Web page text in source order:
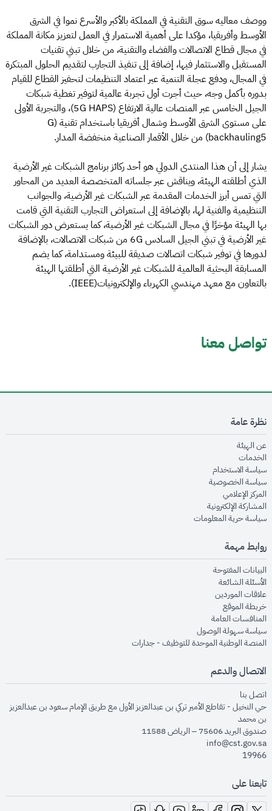
ووصف معاليه سوق التقنية في المملكة بالأكبر والأسرع نموا في الشرق
الأوسط وأفريقيا، مؤكدا على أهمية الاستمرار في العمل لتعزيز مكانة المملكة
في مجال قطاع الاتصالات والفضاء والتقنية، من خلال تبني تقنيات
المستقبل والاستثمار فيها، إضافة إلى تنفيذ التجارب لتقديم الحلول المبتكرة
في المجال، ودفع عجلة التنمية عبر اعتماد التنظيمات لتحفيز القطاع للقيام
بدوره بأكمل وجه، حيث أجرت أول تجربة عالمية لتوفير تغطية شبكات
الجيل الخامس عبر المنصات عالية الارتفاع (5G HAPS)، والتجربة الأولى
على مستوى الشرق الأوسط وشمال أفريقيا باستخدام تقنية (G
backhauling5) من خلال الأقمار الصناعية منخفضة المدار.
يشار إلى أن هذا المنتدى الدولي هو أحد ركائز برنامج الشبكات غير الأرضية
الذي أطلقته الهيئة، ويناقش عبر جلساته المتخصصة العديد من المحاور
التي تمس أبرز الخدمات المقدمة عبر الشبكات غير الأرضية، والجوانب
التنظيمية والفنية لها، بالإضافة إلى استعراض التجارب التقنية التي قامت
بها الهيئة مؤخرًا في مجال الشبكات غير الأرضية، كما يستعرض دور الشبكات
غير الأرضية في تبني الجيل السادس 6G من شبكات الاتصالات، بالإضافة
لدورها في توفير شبكات اتصالات صديقة للبيئة ومستدامة، كما يضم
المسابقة البحثية العالمية للشبكات غير الأرضية التي أطلقتها الهيئة
بالتعاون مع معهد مهندسي الكهرباء والإلكترونيات(IEEE).
تواصل معنا
نظرة عامة
عن الهيئةopens in new window
الخدماتopens in new window
سياسة الاستخدامopens in new window
سياسة الخصوصيةopens in new window
المركز الإعلاميopens in new window
المشاركة الإلكترونيةopens in new window
سياسة حرية المعلوماتopens in new window
روابط مهمة
البيانات المفتوحةopens in new window
الأسئلة الشائعةopens in new window
علاقات الموردينopens in new window
خريطة الموقعopens in new window
المنافسات العامةopens in new window
سياسة سهولة الوصولopens in new window
المنصة الوطنية الموحدة للتوظيف - جداراتopens in new window
الاتصال والدعم
اتصل بنا
حي النخيل - تقاطع الأمير تركي بن عبدالعزيز الأول مع طريق الإمام سعود بن عبدالعزيز
بن محمد
صندوق البريد 75606 – الرياض 11588
info@cst.gov.sa
19966
تابعنا على